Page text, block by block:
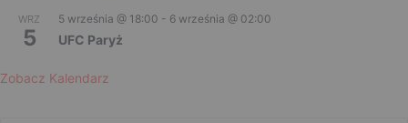
WRZ
5
5 września @ 18:00 - 6 września @ 02:00
UFC Paryż
Zobacz Kalendarz